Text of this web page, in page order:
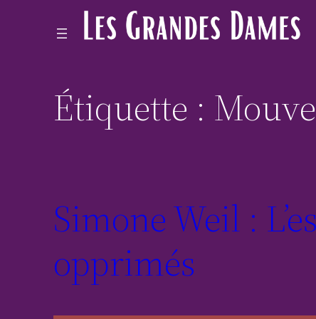
Étiquette :
Simone Weil :
opprimés